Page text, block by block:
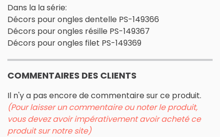
Dans la la série:
Décors pour ongles dentelle PS-149366
Décors pour ongles résille PS-149367
Décors pour ongles filet PS-149369
COMMENTAIRES DES CLIENTS
Il n'y a pas encore de commentaire sur ce produit.
(Pour laisser un commentaire ou noter le produit,
vous devez avoir impérativement avoir acheté ce
produit sur notre site)